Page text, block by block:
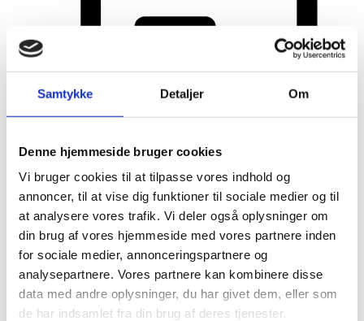
Samtykke Detaljer Om
Denne hjemmeside bruger cookies
Vi bruger cookies til at tilpasse vores indhold og
annoncer, til at vise dig funktioner til sociale medier og til
at analysere vores trafik. Vi deler også oplysninger om
din brug af vores hjemmeside med vores partnere inden
for sociale medier, annonceringspartnere og
analysepartnere. Vores partnere kan kombinere disse
data med andre oplysninger, du har givet dem, eller som
de har indsamlet fra din brug af deres tjenester.
Sådan ændre du en kundes
Mersalg
2